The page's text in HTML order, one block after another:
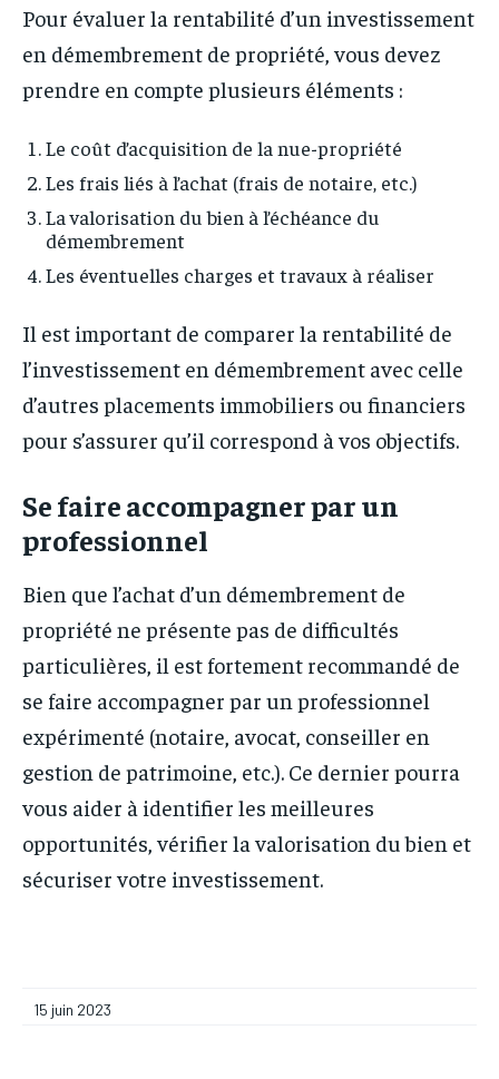
Pour évaluer la rentabilité d’un investissement
en démembrement de propriété, vous devez
prendre en compte plusieurs éléments :
Le coût d’acquisition de la nue-propriété
Les frais liés à l’achat (frais de notaire, etc.)
La valorisation du bien à l’échéance du
démembrement
Les éventuelles charges et travaux à réaliser
Il est important de comparer la rentabilité de
l’investissement en démembrement avec celle
d’autres placements immobiliers ou financiers
pour s’assurer qu’il correspond à vos objectifs.
Se faire accompagner par un
professionnel
Bien que l’achat d’un démembrement de
propriété ne présente pas de difficultés
particulières, il est fortement recommandé de
se faire accompagner par un professionnel
expérimenté (notaire, avocat, conseiller en
gestion de patrimoine, etc.). Ce dernier pourra
vous aider à identifier les meilleures
opportunités, vérifier la valorisation du bien et
sécuriser votre investissement.
15 juin 2023